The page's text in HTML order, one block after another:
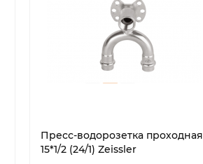
Пресс-водорозетка проходная
15*1/2 (24/1) Zeissler